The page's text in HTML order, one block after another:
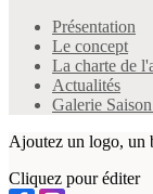
Présentation
Le concept
La charte de
Actualités
Galerie
Ajoutez un logo, un
Cliquez pour éditer